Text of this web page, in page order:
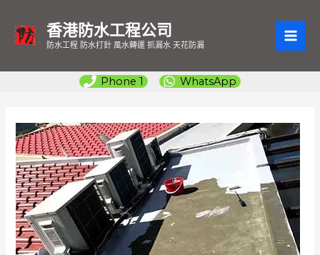
香港防水工程公司
防水工程 防水打針 風水轉運 抓漏水 天花防漏
Phone 1 WhatsApp